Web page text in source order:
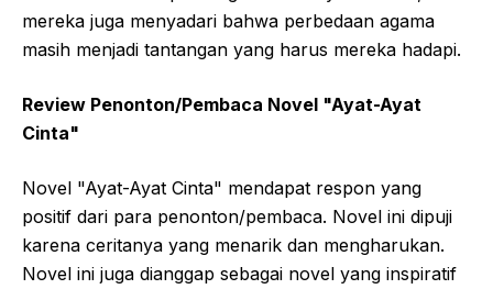
mereka juga menyadari bahwa perbedaan agama
masih menjadi tantangan yang harus mereka hadapi.
Review Penonton/Pembaca Novel "Ayat-Ayat
Cinta"
Novel "Ayat-Ayat Cinta" mendapat respon yang
positif dari para penonton/pembaca. Novel ini dipuji
karena ceritanya yang menarik dan mengharukan.
Novel ini juga dianggap sebagai novel yang inspiratif